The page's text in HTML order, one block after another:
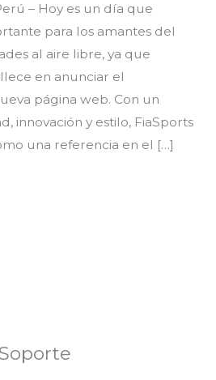
– Hoy es un día que
para los amantes del
al aire libre, ya que
en anunciar el
página web. Con un
innovación y estilo, FiaSports
una referencia en el […]
Soporte